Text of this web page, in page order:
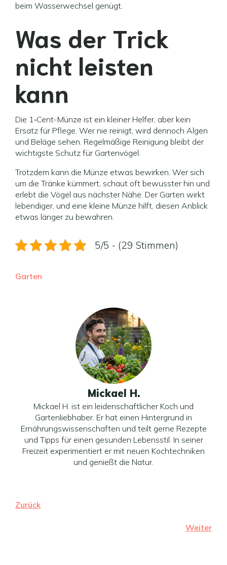
beim Wasserwechsel genügt.
Was der Trick
nicht leisten
kann
Die 1‑Cent-Münze ist ein kleiner Helfer, aber kein
Ersatz für Pflege. Wer nie reinigt, wird dennoch Algen
und Beläge sehen. Regelmäßige Reinigung bleibt der
wichtigste Schutz für Gartenvögel.
Trotzdem kann die Münze etwas bewirken. Wer sich
um die Tränke kümmert, schaut oft bewusster hin und
erlebt die Vögel aus nächster Nähe. Der Garten wirkt
lebendiger, und eine kleine Münze hilft, diesen Anblick
etwas länger zu bewahren.
5/5 - (29 Stimmen)
Garten
Mickael H.
Mickael H. ist ein leidenschaftlicher Koch und
Gartenliebhaber. Er hat einen Hintergrund in
Ernährungswissenschaften und teilt gerne Rezepte
und Tipps für einen gesunden Lebensstil. In seiner
Freizeit experimentiert er mit neuen Kochtechniken
und genießt die Natur.
Zurück
Weiter